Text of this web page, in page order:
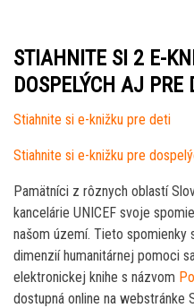
STIAHNITE SI 2 E-
DOSPELÝCH AJ PRE
Stiahnite si e-knižku pre deti
Stiahnite si e-knižku pre
Pamätníci z rôznych oblastí
kancelárie UNICEF svoje
našom území. Tieto spomienky
dimenzií humanitárnej pomoci
elektronickej knihe s názvom
dostupná online na webstránke